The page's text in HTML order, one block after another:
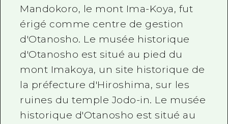
Mandokoro, le mont Ima-Koya, fut
érigé comme centre de gestion
d'Otanosho. Le musée historique
d'Otanosho est situé au pied du
mont Imakoya, un site historique de
la préfecture d'Hiroshima, sur les
ruines du temple Jodo-in. Le musée
historique d'Otanosho est situé au